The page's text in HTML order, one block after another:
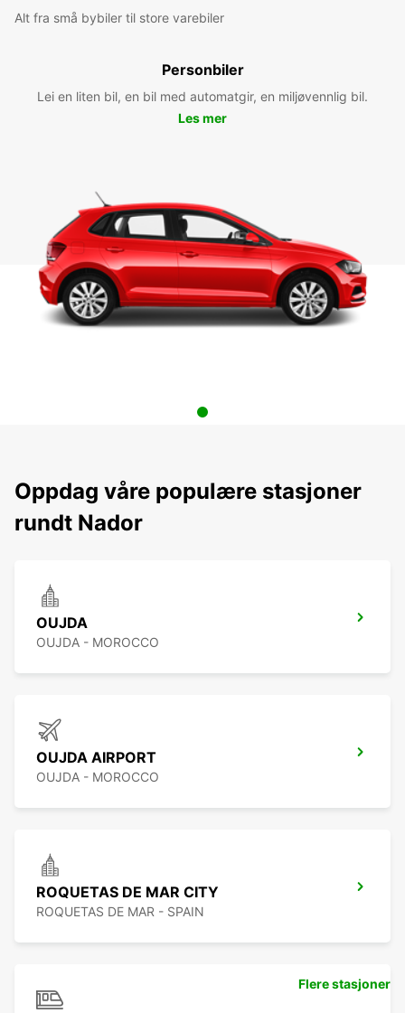
Alt fra små bybiler til store varebiler
Personbiler
Lei en liten bil, en bil med automatgir, en miljøvennlig bil.
Les mer
Oppdag våre populære stasjoner
rundt Nador
OUJDA
OUJDA - MOROCCO
OUJDA AIRPORT
OUJDA - MOROCCO
ROQUETAS DE MAR CITY
ROQUETAS DE MAR - SPAIN
Flere stasjoner